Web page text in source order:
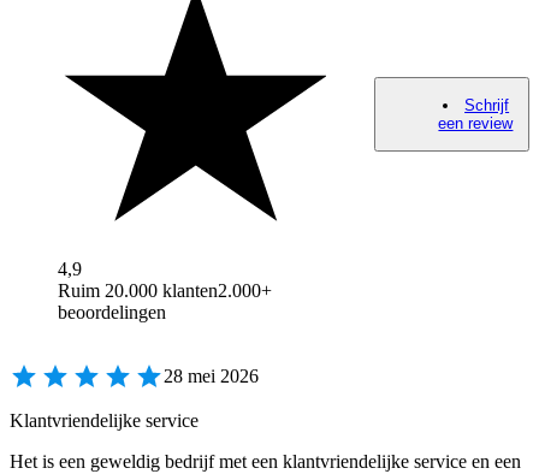
4,9
Ruim 20.000 klanten2.000+
beoordelingen
Schrijf
een review
28 mei 2026
Klantvriendelijke service
Het is een geweldig bedrijf met een klantvriendelijke service en een